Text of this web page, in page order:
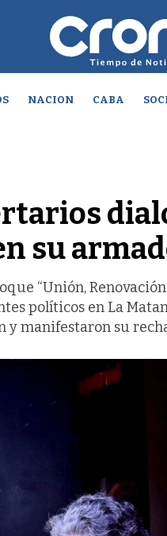
NACION CABA
su
“Unión,
políticos en La
y manifestaron su